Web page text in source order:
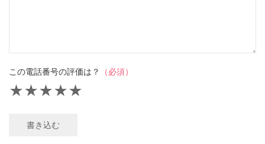
この電話番号の評価は？ （必須）
★
★
★
★
★
書き込む